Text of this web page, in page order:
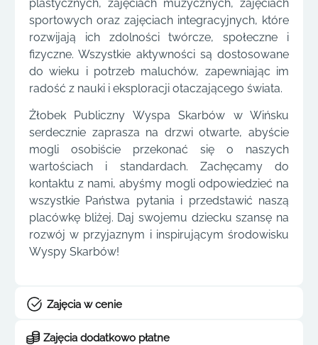
plastycznych, zajęciach muzycznych, zajęciach
sportowych oraz zajęciach integracyjnych, które
rozwijają ich zdolności twórcze, społeczne i
fizyczne. Wszystkie aktywności są dostosowane
do wieku i potrzeb maluchów, zapewniając im
radość z nauki i eksploracji otaczającego świata.
Żłobek Publiczny Wyspa Skarbów w Wińsku
serdecznie zaprasza na drzwi otwarte, abyście
mogli osobiście przekonać się o naszych
wartościach i standardach. Zachęcamy do
kontaktu z nami, abyśmy mogli odpowiedzieć na
wszystkie Państwa pytania i przedstawić naszą
placówkę bliżej. Daj swojemu dziecku szansę na
rozwój w przyjaznym i inspirującym środowisku
Wyspy Skarbów!
Zajęcia w cenie
Zajęcia dodatkowo płatne